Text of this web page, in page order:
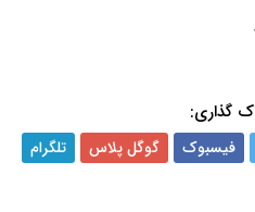
گذاری:
فیسبوک گوگل پلاس تلگرام